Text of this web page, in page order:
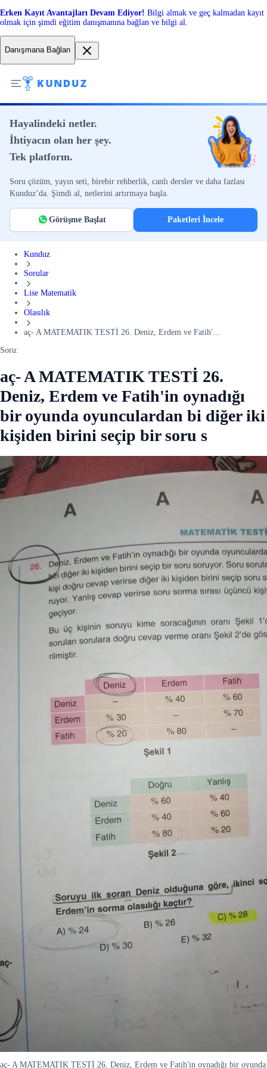
Erken Kayıt Avantajları Devam Ediyor! Bilgi almak ve geç kalmadan kayıt
olmak için şimdi eğitim danışmanına bağlan ve bilgi al.
Danışmana Bağlan
Hayalindeki netler.
İhtiyacın olan her şey.
Tek platform.
Soru çözüm, yayın seti, birebir rehberlik, canlı dersler ve daha fazlası
Kunduz’da. Şimdi al, netlerini artırmaya başla.
Görüşme Başlat Paketleri İncele
Kunduz
Sorular
Lise Matematik
Olasılık
aç- A MATEMATIK TESTİ 26. Deniz, Erdem ve Fatih'...
Soru:
aç- A MATEMATIK TESTİ 26.
Deniz, Erdem ve Fatih'in oynadığı
bir oyunda oyunculardan bi diğer iki
kişiden birini seçip bir soru s
aç- A MATEMATIK TESTİ 26. Deniz, Erdem ve Fatih'in oynadığı bir oyunda